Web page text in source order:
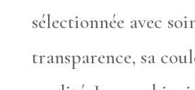
sélectionnée avec
transparence, sa